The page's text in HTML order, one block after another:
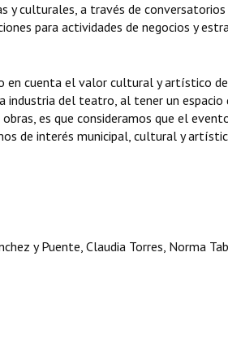
y culturales, a través de
para actividades de negocios y
en cuenta el valor cultural y artístico
industria del teatro, al tener un espacio
es que consideramos que el
de interés municipal, cultural y
y Puente, Claudia Torres, Norma